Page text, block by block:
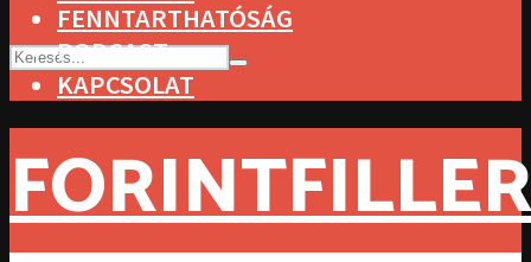
FENNTARTHATÓSÁG
PODCAST
KAPCSOLAT